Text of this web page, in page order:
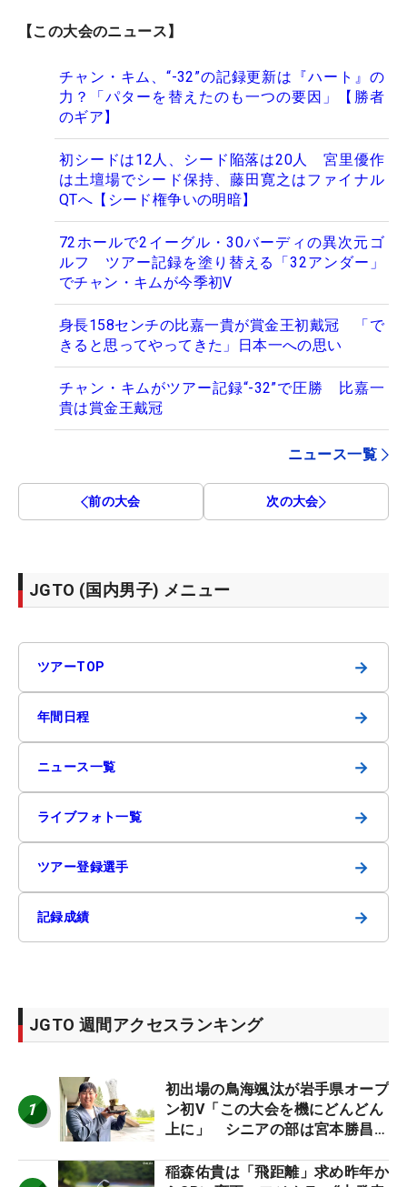
【この大会のニュース】
チャン・キム、“-32”の記録更新は『ハート』の
力？「パターを替えたのも一つの要因」【勝者
のギア】
初シードは12人、シード陥落は20人 宮里優作
は土壇場でシード保持、藤田寛之はファイナル
QTへ【シード権争いの明暗】
72ホールで2イーグル・30バーディの異次元ゴ
ルフ ツアー記録を塗り替える「32アンダー」
でチャン・キムが今季初V
身長158センチの比嘉一貴が賞金王初戴冠 「で
きると思ってやってきた」日本一への思い
チャン・キムがツアー記録“-32”で圧勝 比嘉一
貴は賞金王戴冠
ニュース一覧
前の大会 次の大会
JGTO (国内男子) メニュー
ツアーTOP →
年間日程 →
ニュース一覧 →
ライブフォト一覧 →
ツアー登録選手 →
記録成績 →
JGTO 週間アクセスランキング
1
初出場の鳥海颯汰が岩手県オープ
ン初V「この大会を機にどんどん
上に」 シニアの部は宮本勝昌が
稲森佑貴は「飛距離」求め昨年か